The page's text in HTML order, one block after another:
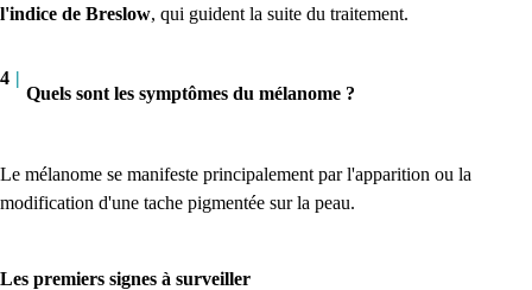
l'indice de Breslow, qui guident la suite du traitement.
4 |
Quels sont les symptômes du mélanome ?
Le mélanome se manifeste principalement par l'apparition ou la
modification d'une tache pigmentée sur la peau.
Les premiers signes à surveiller